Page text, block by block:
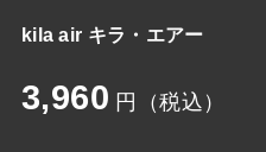
kila air キラ・エアー
3,960 円（税込）